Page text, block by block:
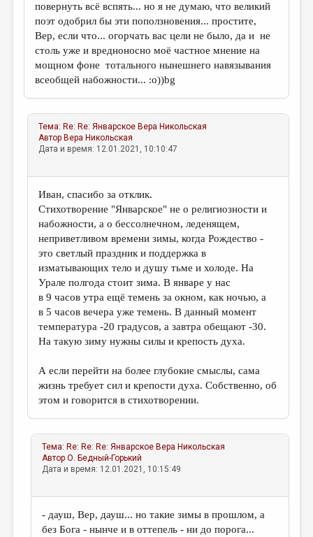
повернуть всё вспять... но я не думаю, что великий
поэт одобрил бы эти поползновения... простите,
Вер, если что... огорчать вас цели не было, да и не
столь уже и вредноносно моё частное мнение на
мощном фоне тотального нынешнего навязывания
всеобщей набожности... :о))bg
Тема: Re: Re: Январское Вера Никольская
Автор Вера Никольская
Дата и время: 12.01.2021, 10:10:47
Иван, спасибо за отклик.
Стихотворение "Январское" не о религиозности и
набожности, а о бессолнечном, леденящем,
неприветливом времени зимы, когда Рождество -
это светлый праздник и поддержка в
изматывающих тело и душу тьме и холоде. На
Урале полгода стоит зима. В январе у нас
в 9 часов утра ещё темень за окном, как ночью, а
в 5 часов вечера уже темень. В данный момент
температура -20 градусов, а завтра обещают -30.
На такую зиму нужны силы и крепость духа.
А если перейти на более глубокие смыслы, сама
жизнь требует сил и крепости духа. Собственно, об
этом и говорится в стихотворении.
Тема: Re: Re: Re: Январское Вера Никольская
АвторО. Бедный-Горький
Дата и время: 12.01.2021, 10:15:49
- дауш, Вер, дауш... но такие зимы в прошлом, а
без Бога - нынче и в оттепель - ни до порога...